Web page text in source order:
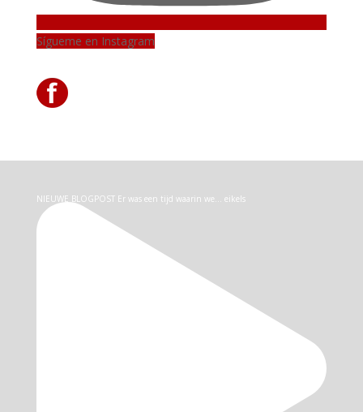
Sígueme en Instagram
NIEUWE BLOGPOST Er was een tijd waarin we… eikels